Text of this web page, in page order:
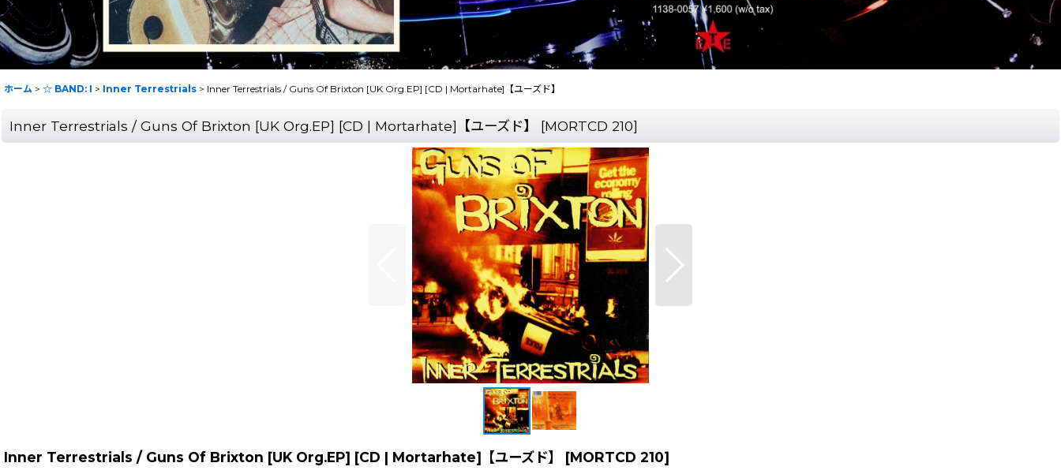
ホーム > ☆ BAND: I > Inner Terrestrials > Inner Terrestrials ‎/ Guns Of Brixton [UK Org.EP] [CD | Mortarhate]【ユーズド】
Inner Terrestrials ‎/ Guns Of Brixton [UK Org.EP] [CD | Mortarhate]【ユーズド】 [MORTCD 210]
Inner Terrestrials ‎/ Guns Of Brixton [UK Org.EP] [CD | Mortarhate]【ユーズド】 [MORTCD 210]